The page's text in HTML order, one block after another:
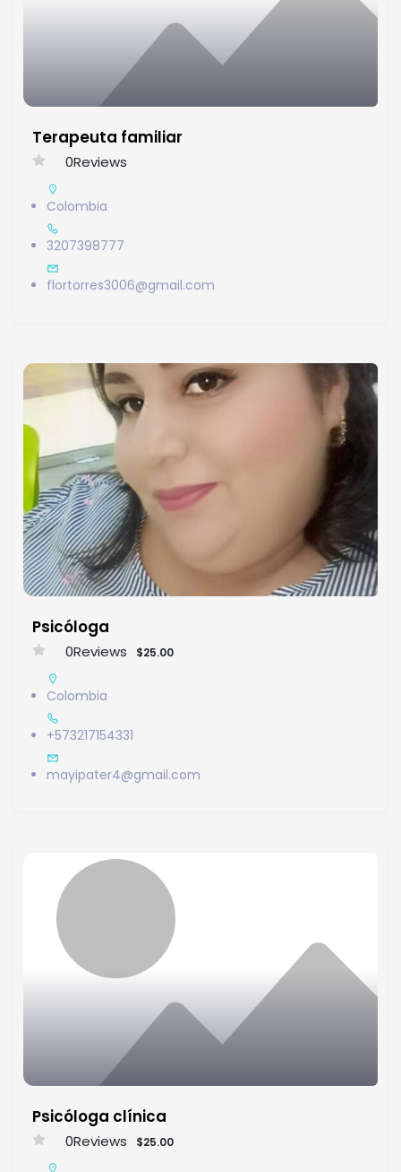
Terapeuta familiar
0Reviews
Colombia
3207398777
flortorres3006@gmail.com
Psicóloga
0Reviews $25.00
Colombia
+573217154331
mayipater4@gmail.com
Psicóloga clínica
0Reviews $25.00